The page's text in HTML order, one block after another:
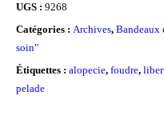
UGS : 9268
Catégories : Archives, Bandeaux
soin"
Étiquettes : alopecie, foudre,
pelade